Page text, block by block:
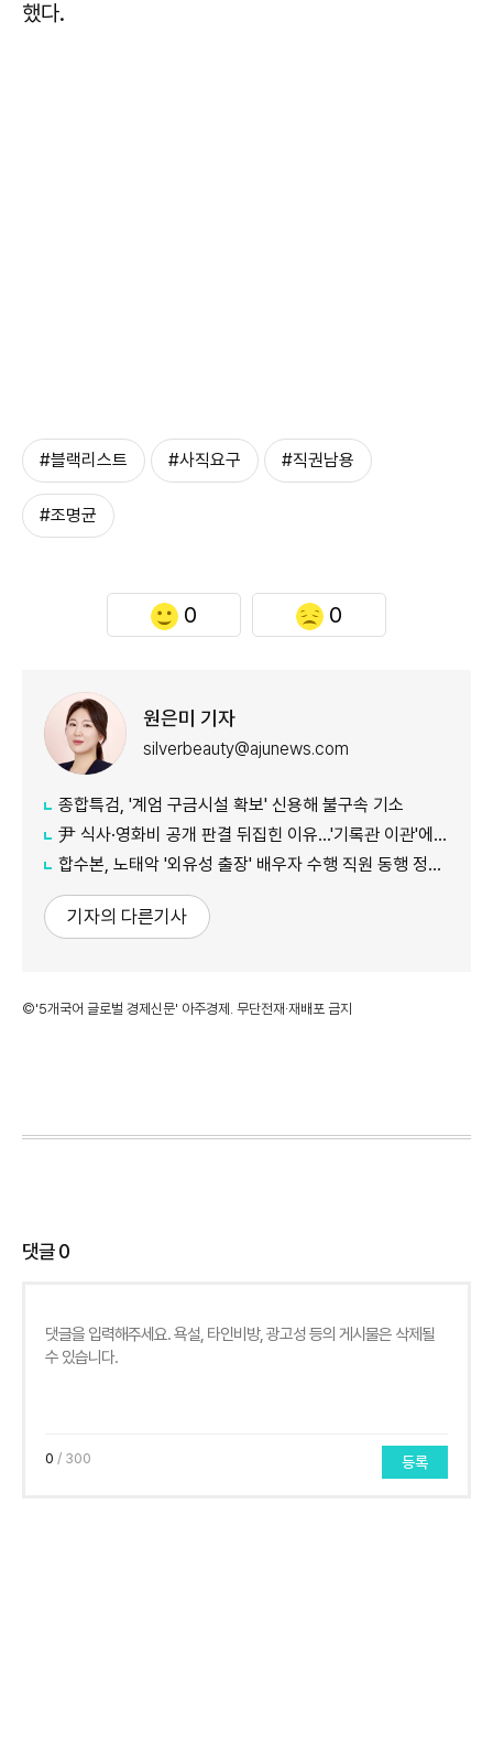
했다.
#블랙리스트 #사직요구 #직권남용
#조명균
0 0
원은미 기자
silverbeauty@ajunews.com
종합특검, '계엄 구금시설 확보' 신용해 불구속 기소
尹 식사·영화비 공개 판결 뒤집힌 이유…'기록관 이관'에 소송 실익 쟁점
합수본, 노태악 '외유성 출장' 배우자 수행 직원 동행 정황 포착
기자의 다른기사
©'5개국어 글로벌 경제신문' 아주경제. 무단전재·재배포 금지
댓글0
0 / 300 등록